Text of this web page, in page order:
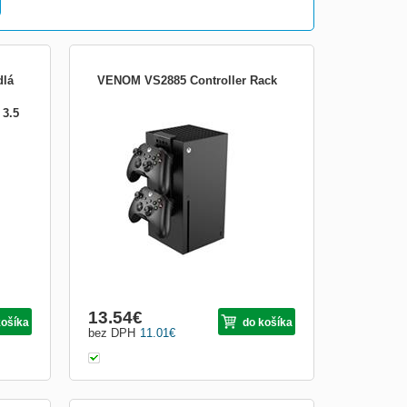
VENOM VS2885 Controller Rack
Typ príslušenstva:Ostatné
11.01€
bez DPH
13.54€ do košíka